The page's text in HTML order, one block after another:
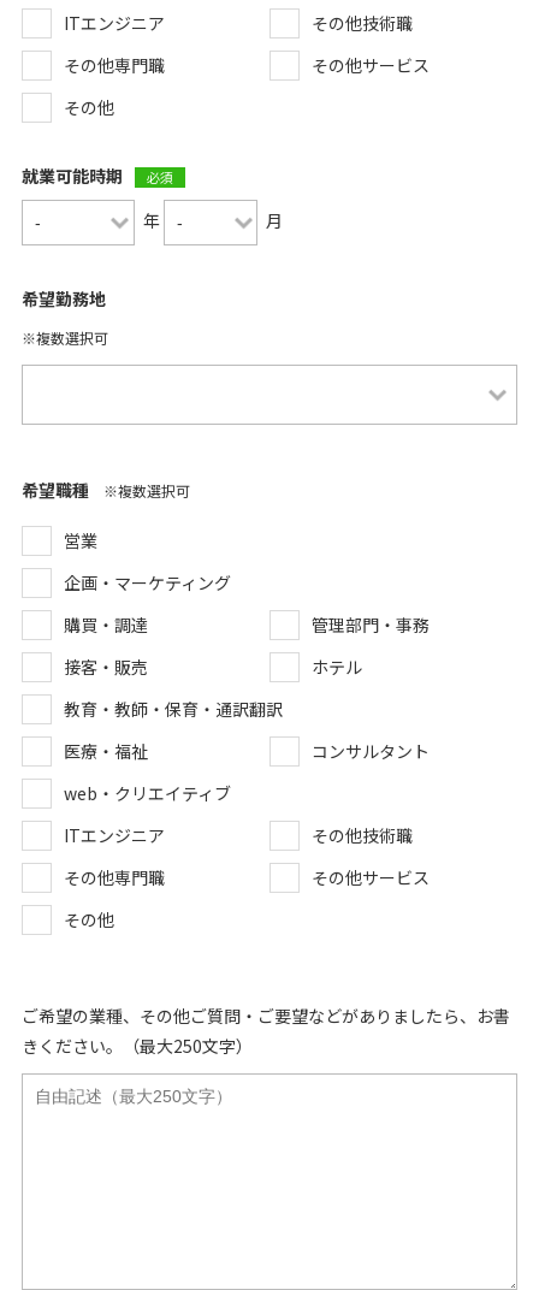
ITエンジニア
その他技術職
その他専門職
その他サービス
その他
就業可能時期 必須
年 月
希望勤務地
※複数選択可
希望職種 ※複数選択可
営業
企画・マーケティング
購買・調達
管理部門・事務
接客・販売
ホテル
教育・教師・保育・通訳翻訳
医療・福祉
コンサルタント
web・クリエイティブ
ITエンジニア
その他技術職
その他専門職
その他サービス
その他
ご希望の業種、その他ご質問・ご要望などがありましたら、お書
きください。（最大250文字）